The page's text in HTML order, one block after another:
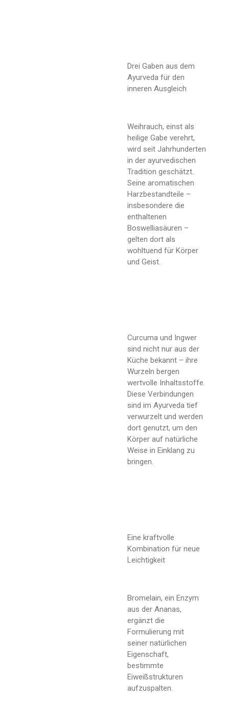
Drei Gaben aus dem
Ayurveda für den
inneren Ausgleich
Weihrauch, einst als
heilige Gabe verehrt,
wird seit Jahrhunderten
in der ayurvedischen
Tradition geschätzt.
Seine aromatischen
Harzbestandteile –
insbesondere die
enthaltenen
Boswelliasäuren –
gelten dort als
wohltuend für Körper
und Geist.
Curcuma und Ingwer
sind nicht nur aus der
Küche bekannt – ihre
Wurzeln bergen
wertvolle Inhaltsstoffe.
Diese Verbindungen
sind im Ayurveda tief
verwurzelt und werden
dort genutzt, um den
Körper auf natürliche
Weise in Einklang zu
bringen.
Eine kraftvolle
Kombination für neue
Leichtigkeit
Bromelain, ein Enzym
aus der Ananas,
ergänzt die
Formulierung mit
seiner natürlichen
Eigenschaft,
bestimmte
Eiweißstrukturen
aufzuspalten.